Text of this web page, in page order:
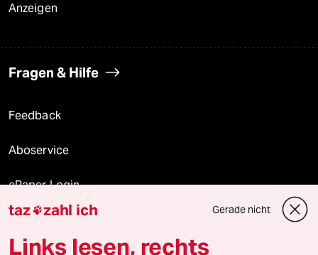
Anzeigen
Fragen & Hilfe
Feedback
Aboservice
ePaper Login
Downloads für Abonnierende
taz zahl ich Gerade nicht
Links lesen, rechts